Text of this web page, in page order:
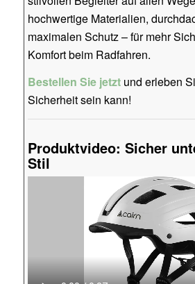
hochwertige Materialien,
maximalen Schutz – für mehr
Komfort beim Radfahren.
Bestellen Sie jetztund erleben
Sicherheit sein kann!
Produktvideo: Sicher
Stil